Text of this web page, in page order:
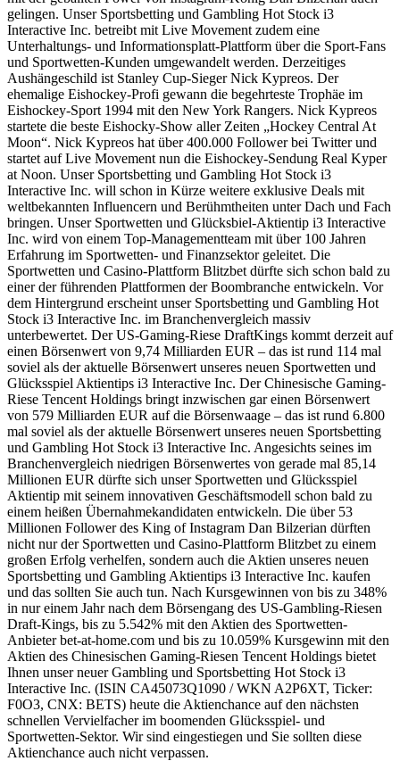
gelingen. Unser Sportsbetting und Gambling Hot Stock i3
Interactive Inc. betreibt mit Live Movement zudem eine
Unterhaltungs- und Informationsplatt-Plattform über die Sport-Fans
und Sportwetten-Kunden umgewandelt werden. Derzeitiges
Aushängeschild ist Stanley Cup-Sieger Nick Kypreos. Der
ehemalige Eishockey-Profi gewann die begehrteste Trophäe im
Eishockey-Sport 1994 mit den New York Rangers. Nick Kypreos
startete die beste Eishocky-Show aller Zeiten „Hockey Central At
Moon“. Nick Kypreos hat über 400.000 Follower bei Twitter und
startet auf Live Movement nun die Eishockey-Sendung Real Kyper
at Noon. Unser Sportsbetting und Gambling Hot Stock i3
Interactive Inc. will schon in Kürze weitere exklusive Deals mit
weltbekannten Influencern und Berühmtheiten unter Dach und Fach
bringen. Unser Sportwetten und Glücksbiel-Aktientip i3 Interactive
Inc. wird von einem Top-Managementteam mit über 100 Jahren
Erfahrung im Sportwetten- und Finanzsektor geleitet. Die
Sportwetten und Casino-Plattform Blitzbet dürfte sich schon bald zu
einer der führenden Plattformen der Boombranche entwickeln. Vor
dem Hintergrund erscheint unser Sportsbetting und Gambling Hot
Stock i3 Interactive Inc. im Branchenvergleich massiv
unterbewertet. Der US-Gaming-Riese DraftKings kommt derzeit auf
einen Börsenwert von 9,74 Milliarden EUR – das ist rund 114 mal
soviel als der aktuelle Börsenwert unseres neuen Sportwetten und
Glücksspiel Aktientips i3 Interactive Inc. Der Chinesische Gaming-
Riese Tencent Holdings bringt inzwischen gar einen Börsenwert
von 579 Milliarden EUR auf die Börsenwaage – das ist rund 6.800
mal soviel als der aktuelle Börsenwert unseres neuen Sportsbetting
und Gambling Hot Stock i3 Interactive Inc. Angesichts seines im
Branchenvergleich niedrigen Börsenwertes von gerade mal 85,14
Millionen EUR dürfte sich unser Sportwetten und Glücksspiel
Aktientip mit seinem innovativen Geschäftsmodell schon bald zu
einem heißen Übernahmekandidaten entwickeln. Die über 53
Millionen Follower des King of Instagram Dan Bilzerian dürften
nicht nur der Sportwetten und Casino-Plattform Blitzbet zu einem
großen Erfolg verhelfen, sondern auch die Aktien unseres neuen
Sportsbetting und Gambling Aktientips i3 Interactive Inc. kaufen
und das sollten Sie auch tun. Nach Kursgewinnen von bis zu 348%
in nur einem Jahr nach dem Börsengang des US-Gambling-Riesen
Draft-Kings, bis zu 5.542% mit den Aktien des Sportwetten-
Anbieter bet-at-home.com und bis zu 10.059% Kursgewinn mit den
Aktien des Chinesischen Gaming-Riesen Tencent Holdings bietet
Ihnen unser neuer Gambling und Sportsbetting Hot Stock i3
Interactive Inc. (ISIN CA45073Q1090 / WKN A2P6XT, Ticker:
F0O3, CNX: BETS) heute die Aktienchance auf den nächsten
schnellen Vervielfacher im boomenden Glücksspiel- und
Sportwetten-Sektor. Wir sind eingestiegen und Sie sollten diese
Aktienchance auch nicht verpassen.